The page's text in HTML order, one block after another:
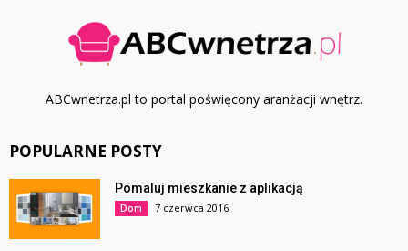
ABCwnetrza.pl to portal poświęcony aranżacji wnętrz.
POPULARNE POSTY
Pomaluj mieszkanie z aplikacją
Dom 7 czerwca 2016